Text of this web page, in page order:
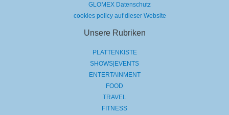
GLOMEX Datenschutz
cookies policy auf dieser Website
Unsere Rubriken
PLATTENKISTE
SHOWS|EVENTS
ENTERTAINMENT
FOOD
TRAVEL
FITNESS